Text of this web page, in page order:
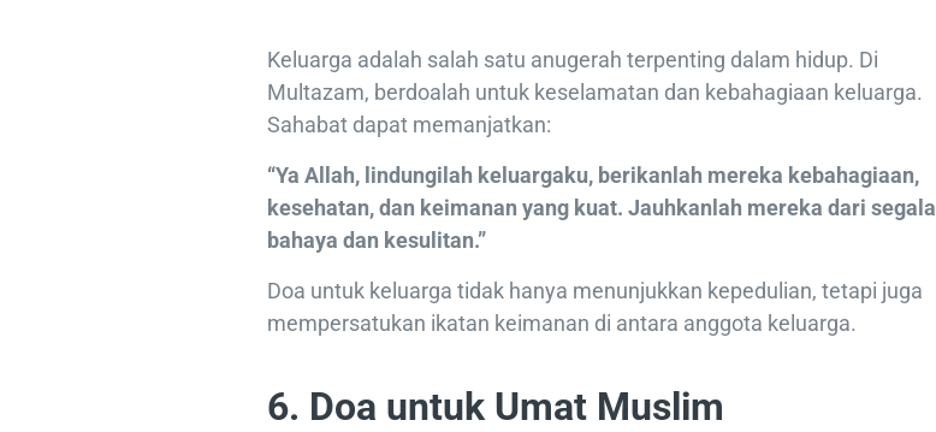
Keluarga adalah salah satu anugerah terpenting dalam hidup. Di
Multazam, berdoalah untuk keselamatan dan kebahagiaan keluarga.
Sahabat dapat memanjatkan:
“Ya Allah, lindungilah keluargaku, berikanlah mereka kebahagiaan,
kesehatan, dan keimanan yang kuat. Jauhkanlah mereka dari segala
bahaya dan kesulitan.”
Doa untuk keluarga tidak hanya menunjukkan kepedulian, tetapi juga
mempersatukan ikatan keimanan di antara anggota keluarga.
6. Doa untuk Umat Muslim